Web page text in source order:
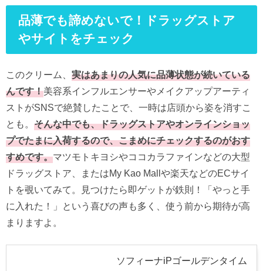
品薄でも諦めないで！ドラッグストア
やサイトをチェック
このクリーム、 実はあまりの人気に品薄状態が続いている
んです！美容系インフルエンサーやメイクアップアーティ
ストがSNSで絶賛したことで、一時は店頭から姿を消すこ
とも。 そんな中でも、ドラッグストアやオンラインショッ
プでたまに入荷するので、こまめにチェックするのがおす
すめです。マツモトキヨシやココカラファインなどの大型
ドラッグストア、
またはMy Kao Mallや楽天などのECサイ
トを覗いてみて。
見つけたら即ゲットが鉄則！「やっと手
に入れた！」
という喜びの声も多く、使う前から期待が高
まりますよ。
ソフィーナiPゴールデンタイム